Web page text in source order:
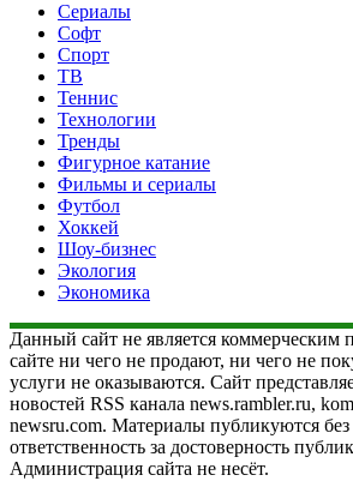
Сериалы
Софт
Спорт
ТВ
Теннис
Технологии
Тренды
Фигурное катание
Фильмы и сериалы
Футбол
Хоккей
Шоу-бизнес
Экология
Экономика
Данный сайт не является коммерческим
сайте ни чего не продают, ни чего не
услуги не оказываются. Сайт
новостей RSS канала news.rambler.ru,
newsru.com. Материалы публикуются
ответственность за достоверность
Администрация сайта не несёт.